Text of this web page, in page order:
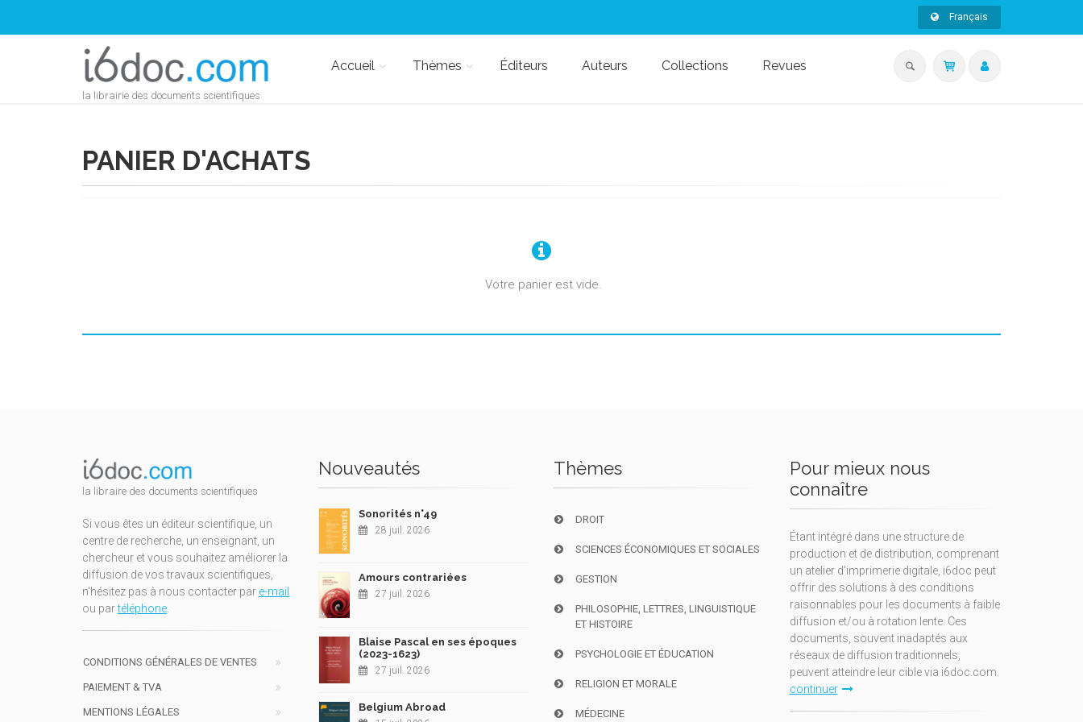
Français
la librairie des documents scientifiques
Accueil Thèmes Éditeurs Auteurs Collections Revues
PANIER D'ACHATS
Votre panier est vide.
la libraire des documents scientifiques
Si vous êtes un éditeur scientifique, un
centre de recherche, un enseignant, un
chercheur et vous souhaitez améliorer la
diffusion de vos travaux scientifiques,
n'hésitez pas à nous contacter par e-mail
ou partéléphone.
CONDITIONS GÉNÉRALES DE VENTES
PAIEMENT & TVA
MENTIONS LÉGALES
Nouveautés
Sonorités n°49
28 juil. 2026
Amours contrariées
27 juil. 2026
Blaise Pascal en ses époques
(2023-1623)
27 juil. 2026
Belgium Abroad
Thèmes
DROIT
SCIENCES ÉCONOMIQUES ET SOCIALES
GESTION
PHILOSOPHIE, LETTRES, LINGUISTIQUE
ET HISTOIRE
PSYCHOLOGIE ET ÉDUCATION
RELIGION ET MORALE
MÉDECINE
Pour mieux nous
connaître
Étant intégré dans une structure de
production et de distribution, comprenant
un atelier d'imprimerie digitale, i6doc peut
offrir des solutions à des conditions
raisonnables pour les documents à faible
diffusion et/ou à rotation lente. Ces
documents, souvent inadaptés aux
réseaux de diffusion traditionnels,
peuvent atteindre leur cible via i6doc.com.
continuer